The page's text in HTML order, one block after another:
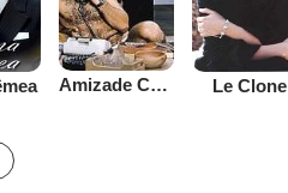
Amizade Colorida Le Clone